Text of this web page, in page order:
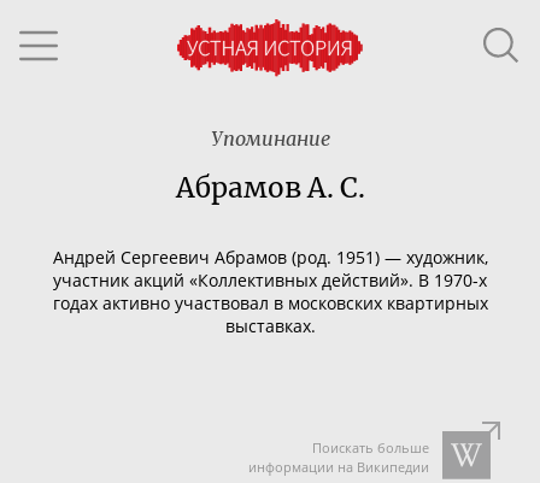
Упоминание
Абрамов А. С.
Андрей Сергеевич Абрамов (род. 1951) — художник,
участник акций «Коллективных действий». В 1970-х
годах активно участвовал в московских квартирных
выставках.
Поискать больше
информации на Википедии